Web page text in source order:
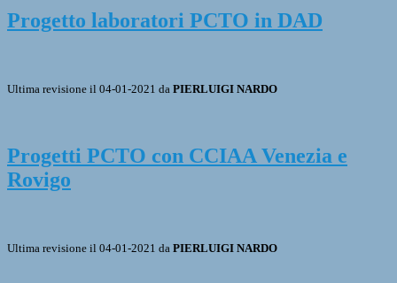
Progetto laboratori PCTO in DAD
Ultima revisione il 04-01-2021 da PIERLUIGI NARDO
Progetti PCTO con CCIAA Venezia e
Rovigo
Ultima revisione il 04-01-2021 da PIERLUIGI NARDO